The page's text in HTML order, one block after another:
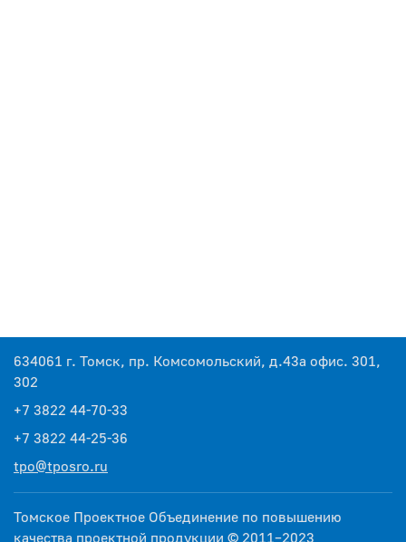
634061 г. Томск, пр. Комсомольский, д.43а офис. 301,
302
+7 3822 44-70-33
+7 3822 44-25-36
tpo@tposro.ru
Томское Проектное Объединение по повышению
качества проектной продукции © 2011–2023